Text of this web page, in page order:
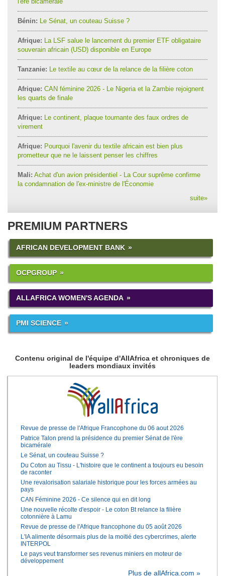
Bénin: Le Sénat, un couteau Suisse ?
Afrique: La LSF salue le lancement du premier ETF obligataire
souverain africain (USD) disponible en Europe
Tanzanie: Le textile au cœur de la relance de la filière coton
Afrique: CAN féminine 2026 - Le Nigeria et la Zambie rejoignent
les quarts de finale
Afrique: Le continent, plaque tournante des faux ordres de
virement
Afrique: Pourquoi l'avenir du textile africain est bien plus
prometteur que ne le laissent penser les chiffres
Mali: Achat d'un avion présidentiel - La Cour suprême confirme
la condamnation de l'ex-ministre de l'Économie
suite»
PREMIUM PARTNERS
AFRICAN DEVELOPMENT BANK
OCPGROUP
ALLAFRICA WOMEN'S AGENDA
PMI SCIENCE
Contenu original de l'équipe d'AllAfrica et chroniques de
leaders mondiaux invités
Revue de presse de l'Afrique Francophone du 06 aout 2026
Patrice Talon prend la présidence du premier Sénat de l'ère
bicamérale
Le Sénat, un couteau Suisse ?
Du Coton au Tissu - L'histoire que le continent a toujours eu besoin
de raconter
Une revalorisation salariale historique pour les forces armées au
pays
CAN Féminine 2026 - Ce silence qui en dit long
Une nouvelle récolte d'espoir - Le coton Bt relance la filière
cotonnière à Lamu
Revue de presse de l'Afrique francophone du 05 août 2026
L'IA alimente désormais plus de la moitié des cybercrimes, alerte
INTERPOL
Le pays veut transformer ses revenus miniers en moteur de
développement
Plus de allAfrica.com »